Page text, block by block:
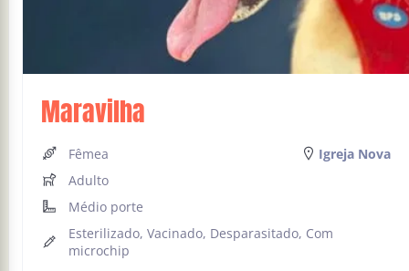
Maravilha
Igreja Nova
Fêmea
Adulto
Médio porte
Esterilizado, Vacinado, Desparasitado, Com
microchip